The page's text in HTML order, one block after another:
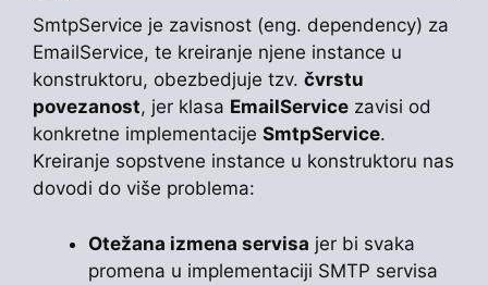
SmtpService je zavisnost (eng. dependency) za
EmailService, te kreiranje njene instance u
konstruktoru, obezbedjuje tzv. čvrstu
povezanost, jer klasa EmailService zavisi od
konkretne implementacije SmtpService.
Kreiranje sopstvene instance u konstruktoru nas
dovodi do više problema:
Otežana izmena servisa jer bi svaka
promena u implementaciji SMTP servisa